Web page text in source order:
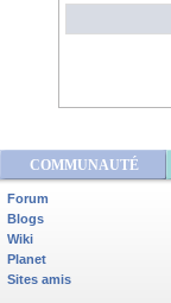
COMMUNAUTÉ
Forum
Blogs
Wiki
Planet
Sites amis